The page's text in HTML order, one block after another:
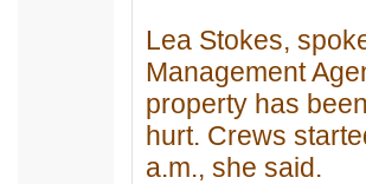
Lea Stokes,
Management
property has
hurt. Crews
a.m., she said.